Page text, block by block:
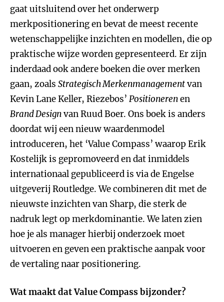
gaat uitsluitend over het onderwerp
merkpositionering en bevat de meest recente
wetenschappelijke inzichten en modellen, die op
praktische wijze worden gepresenteerd. Er zijn
inderdaad ook andere boeken die over merken
gaan, zoals Strategisch Merkenmanagementvan
Kevin Lane Keller, Riezebos’ Positionerenen
Brand Designvan Ruud Boer. Ons boek is anders
doordat wij een nieuw waardenmodel
introduceren, het ‘Value Compass’ waarop Erik
Kostelijk is gepromoveerd en dat inmiddels
internationaal gepubliceerd is via de Engelse
uitgeverij Routledge. We combineren dit met de
nieuwste inzichten van Sharp, die sterk de
nadruk legt op merkdominantie. We laten zien
hoe je als manager hierbij onderzoek moet
uitvoeren en geven een praktische aanpak voor
de vertaling naar positionering.
Wat maakt dat Value Compass bijzonder?